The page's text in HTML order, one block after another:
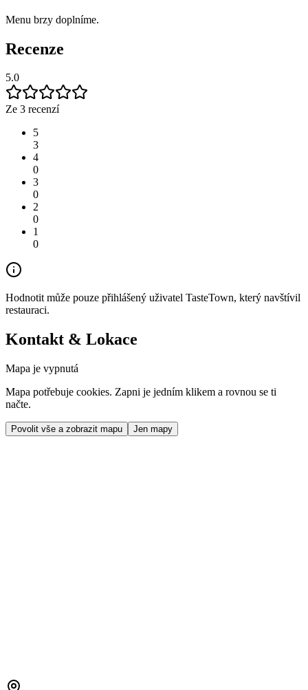
Menu brzy doplníme.
Recenze
5.0
Ze 3 recenzí
5
3
4
0
3
0
2
0
1
0
Hodnotit může pouze přihlášený uživatel TasteTown, který navštívil
restauraci.
Kontakt & Lokace
Mapa je vypnutá
Mapa potřebuje cookies. Zapni je jedním klikem a rovnou se ti
načte.
Povolit vše a zobrazit mapu Jen mapy